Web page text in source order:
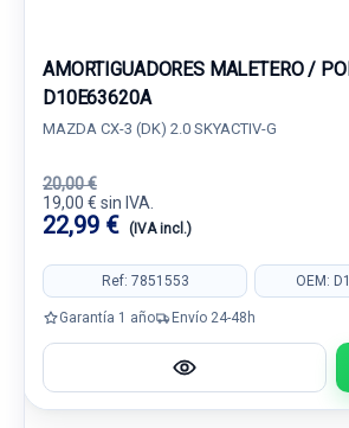
AMORTIGUADORES MALETERO /
D10E63620A
MAZDA CX-3 (DK) 2.0 SKYACTIV-G
20,00 €
19,00 € sin IVA.
22,99 € (IVA incl.)
Ref: 7851553 OEM:
Garantía 1 año Envío 24-48h